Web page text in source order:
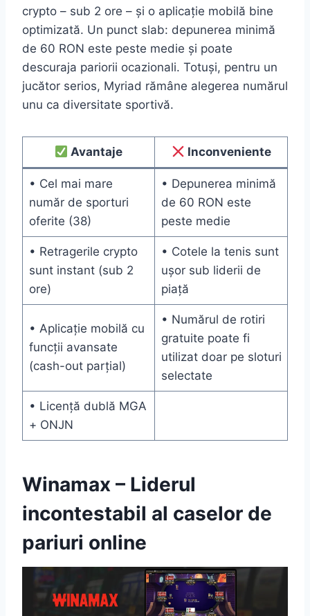
crypto – sub 2 ore – și o aplicație mobilă bine
optimizată. Un punct slab: depunerea minimă
de 60 RON este peste medie și poate
descuraja pariorii ocazionali. Totuși, pentru un
jucător serios, Myriad rămâne alegerea numărul
unu ca diversitate sportivă.
Avantaje Inconveniente
• Cel mai mare
număr de sporturi
oferite (38)
• Depunerea minimă
de 60 RON este
peste medie
• Retragerile crypto
sunt instant (sub 2
ore)
• Cotele la tenis sunt
ușor sub liderii de
piață
• Aplicație mobilă cu
funcții avansate
(cash-out parțial)
• Numărul de rotiri
gratuite poate fi
utilizat doar pe sloturi
selectate
• Licență dublă MGA
+ ONJN
Winamax – Liderul
incontestabil al caselor de
pariuri online